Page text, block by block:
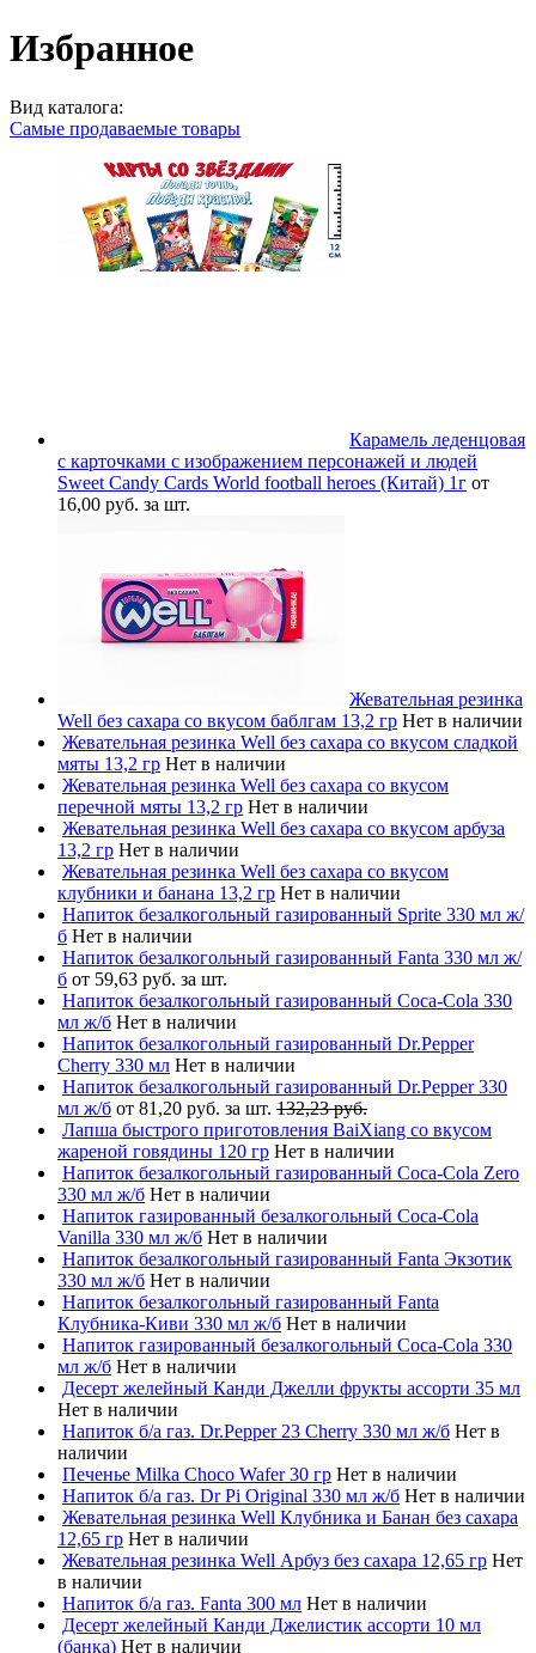
Избранное
Вид каталога:
Самые продаваемые товары
Карамель леденцовая
с карточками с изображением персонажей и людей
Sweet Candy Cards World football heroes (Китай) 1г от
16,00 руб. за шт.
Жевательная резинка
Well без сахара со вкусом баблгам 13,2 гр Нет в наличии
Жевательная резинка Well без сахара со вкусом сладкой
мяты 13,2 гр Нет в наличии
Жевательная резинка Well без сахара со вкусом
перечной мяты 13,2 гр Нет в наличии
Жевательная резинка Well без сахара со вкусом арбуза
13,2 гр Нет в наличии
Жевательная резинка Well без сахара со вкусом
клубники и банана 13,2 гр Нет в наличии
Напиток безалкогольный газированный Sprite 330 мл ж/
б Нет в наличии
Напиток безалкогольный газированный Fanta 330 мл ж/
б от 59,63 руб. за шт.
Напиток безалкогольный газированный Coca-Cola 330
мл ж/б Нет в наличии
Напиток безалкогольный газированный Dr.Pepper
Cherry 330 мл Нет в наличии
Напиток безалкогольный газированный Dr.Pepper 330
мл ж/б от 81,20 руб. за шт. 132,23 руб.
Лапша быстрого приготовления BaiXiang со вкусом
жареной говядины 120 гр Нет в наличии
Напиток безалкогольный газированный Coca-Cola Zero
330 мл ж/б Нет в наличии
Напиток газированный безалкогольный Coca-Cola
Vanilla 330 мл ж/б Нет в наличии
Напиток безалкогольный газированный Fanta Экзотик
330 мл ж/б Нет в наличии
Напиток безалкогольный газированный Fanta
Клубника-Киви 330 мл ж/б Нет в наличии
Напиток газированный безалкогольный Coca-Cola 330
мл ж/б Нет в наличии
Десерт желейный Канди Джелли фрукты ассорти 35 мл
Нет в наличии
Напиток б/а газ. Dr.Pepper 23 Cherry 330 мл ж/б Нет в
наличии
Печенье Milka Choco Wafer 30 гр Нет в наличии
Напиток б/а газ. Dr Pi Original 330 мл ж/б Нет в наличии
Жевательная резинка Well Клубника и Банан без сахара
12,65 гр Нет в наличии
Жевательная резинка Well Арбуз без сахара 12,65 гр Нет
в наличии
Напиток б/а газ. Fanta 300 мл Нет в наличии
Десерт желейный Канди Джелистик ассорти 10 мл
(банка) Нет в наличии